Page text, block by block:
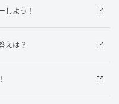
読める？秋の食べ物の
しよう！
えは？